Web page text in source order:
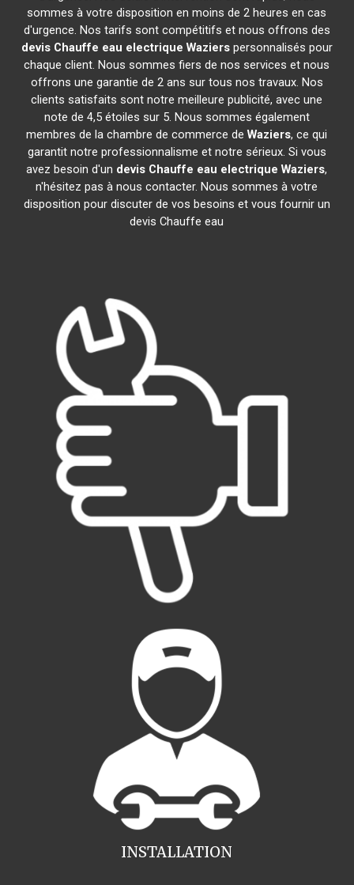
sommes à votre disposition en moins de 2 heures en cas
d'urgence. Nos tarifs sont compétitifs et nous offrons des
devis Chauffe eau electrique Wazierspersonnalisés pour
chaque client. Nous sommes fiers de nos services et nous
offrons une garantie de 2 ans sur tous nos travaux. Nos
clients satisfaits sont notre meilleure publicité, avec une
note de 4,5 étoiles sur 5. Nous sommes également
membres de la chambre de commerce deWaziers, ce qui
garantit notre professionnalisme et notre sérieux. Si vous
avez besoin d'un devis Chauffe eau electrique Waziers,
n'hésitez pas à nous contacter. Nous sommes à votre
disposition pour discuter de vos besoins et vous fournir un
devis Chauffe eau
INSTALLATION